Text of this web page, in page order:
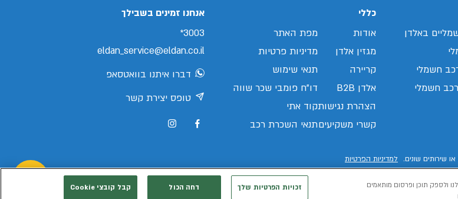
באלדן
חשמלי
חשמלי
כללי
אודות
מגזין אלדן
קריירה
אלדן B2B
הצהרת נגישות
קשרי משקיעים
מפת האתר
מדיניות פרטיות
תנאי שימוש
דו"ח פומבי שכר שווה
קוד אתי
תנאי השכרת רכב
אנחנו זמינים בשבילך
3003*
eldan_service@eldan.co.il
דברו איתנו בוואטסאפ
טופס יצירת קשר
שירותים שונים. למדיניות הפרטיות
ולספק תוכן ופרסום מותאמים
זכויות הפרטיות שלך דחה הכול קבל קובצי Cookie